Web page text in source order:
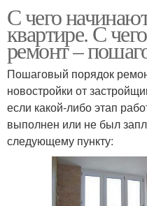
С чего
квартире. С
ремонт –
Пошаговый порядок
новостройки от
если какой-либо этап
выполнен или не был
следующему пункту: